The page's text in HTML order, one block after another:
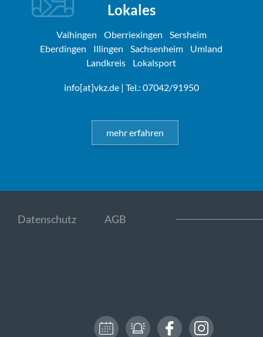
Lokales
Vaihingen Oberriexingen
Sersheim
Eberdingen
Illingen Sachsenheim
Umland
Landkreis
Lokalsport
info[at]vkz.de| Tel.: 07042/91950
mehr erfahren
Datenschutz AGB